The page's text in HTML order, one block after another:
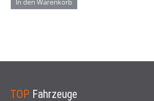
In den Warenkorb
TOP Fahrzeuge